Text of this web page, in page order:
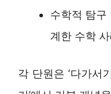
수학적 탐구
계한 수학
각 단원은 ‘다가서